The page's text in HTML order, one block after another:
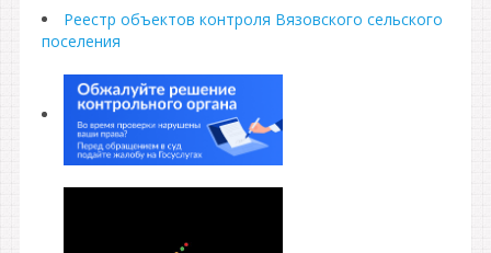
Реестр объектов контроля Вязовского сельского
поселения